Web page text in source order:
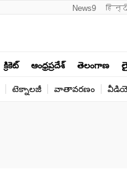
News9
క్రికెట్ ఆంధ్రప్రదేశ్ తెలంగాణ
టెక్నాలజీ వాతావరణం